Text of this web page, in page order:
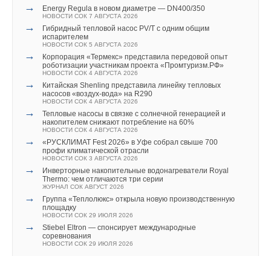
→ Energy Regula в новом диаметре — DN400/350
НОВОСТИ СОК 7 АВГУСТА 2026
→
Гибридный тепловой насос PV/T с одним общим
испарителем
НОВОСТИ СОК 5 АВГУСТА 2026
→
Корпорация «Термекс» представила передовой опыт
роботизации участникам проекта «Промтуризм.РФ»
НОВОСТИ СОК 4 АВГУСТА 2026
→
Китайская Shenling представила линейку тепловых
насосов «воздух-вода» на R290
НОВОСТИ СОК 4 АВГУСТА 2026
→
Тепловые насосы в связке с солнечной генерацией и
накопителем снижают потребление на 60%
НОВОСТИ СОК 4 АВГУСТА 2026
→
«РУСКЛИМАТ Fest 2026» в Уфе собрал свыше 700
профи климатической отрасли
НОВОСТИ СОК 3 АВГУСТА 2026
→
Инверторные накопительные водонагреватели Royal
Thermo: чем отличаются три серии
ЖУРНАЛ СОК АВГУСТ 2026
→
Группа «Теплолюкс» открыла новую производственную
площадку
НОВОСТИ СОК 29 ИЮЛЯ 2026
→
Stiebel Eltron — спонсирует международные
соревнования
НОВОСТИ СОК 29 ИЮЛЯ 2026
установка не двух, а трех и более пластин, что позволит
гасить вибрации последовательно.
Чтобы убедиться в достоверности результатов, модель
прошла строгую проверку. Для этого участок трубы
разделили на мелкие ячейки, чтобы проследить, как
меняется давление и вибрации в отдельных зонах. Модель
запускали несколько раз, постепенно делая эту
виртуальную „сетку» мельче и подробнее. Когда при
увеличении сетки показатели перестали меняться, мы
убедились, что модель дает точный результат на всех
уровнях», — отметила аспирант кафедры «Ракетно-
космическая техника и энергетические системы» ПНИПУ
Маргарита Серегина
На практике методику смогут применять инженеры, которые
в специальной программе сначала создадут цифровую
модель трубопровода с заданными параметрами газа